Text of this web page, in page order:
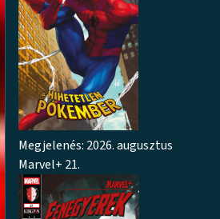
Megjelenés: 2026. augusztus
Marvel+ 21.